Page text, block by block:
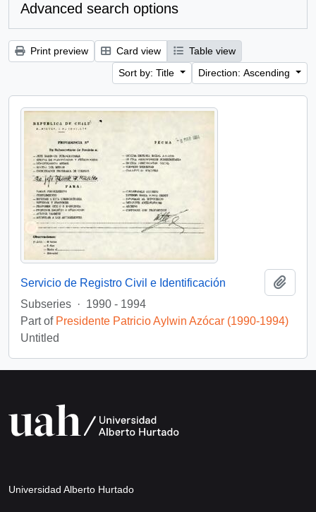
Advanced search options
Print preview Card view
Table view
Sort by: Title
Direction: Ascending
Servicio de Registro Civil e Identificación
Subseries · 1990 - 1994
Part of Presidente Patricio Aylwin Azócar (1990-1994)
Untitled
Universidad Alberto Hurtado